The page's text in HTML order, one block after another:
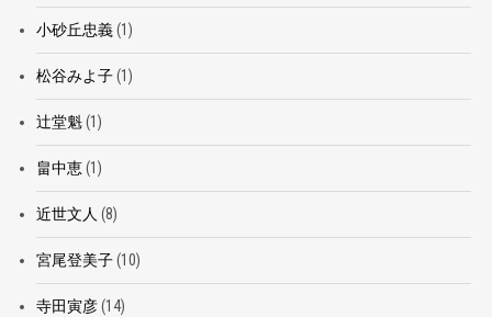
小砂丘忠義(1)
松谷みよ子(1)
辻堂魁(1)
畠中恵(1)
近世文人 (8)
宮尾登美子(10)
寺田寅彦(14)